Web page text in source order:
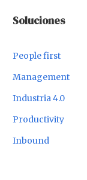
Soluciones
People first
Management
Industria 4.0
Productivity
Inbound